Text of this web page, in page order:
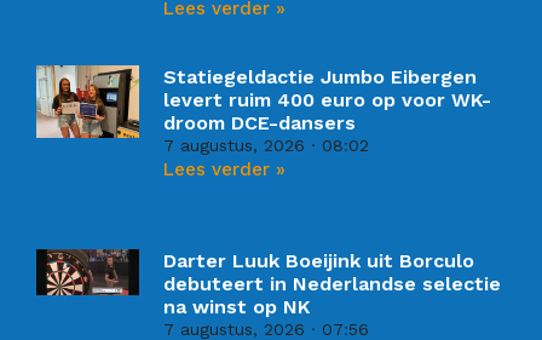
Lees verder »
Statiegeldactie Jumbo Eibergen
levert ruim 400 euro op voor WK-
droom DCE-dansers
7 augustus, 2026 08:02
Lees verder »
Darter Luuk Boeijink uit Borculo
debuteert in Nederlandse selectie
na winst op NK
7 augustus, 2026 07:56